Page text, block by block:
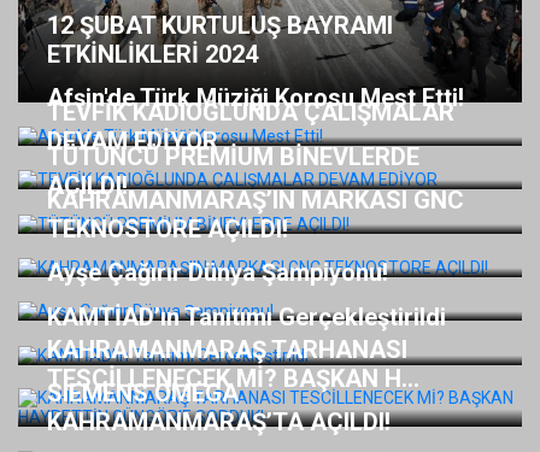
12 ŞUBAT KURTULUŞ BAYRAMI
ETKİNLİKLERİ 2024
Afşin'de Türk Müziği Korosu Mest Etti!
TEVFİK KADIOĞLUNDA ÇALIŞMALAR
DEVAM EDİYOR
TÜTÜNCÜ PREMİUM BİNEVLERDE
AÇILDI!
KAHRAMANMARAŞ’IN MARKASI GNC
TEKNOSTORE AÇILDI!
Ayşe Çağırır Dünya Şampiyonu!
KAMTİAD’ın Tanıtımı Gerçekleştirildi
KAHRAMANMARAŞ TARHANASI
TESCİLLENECEK Mİ? BAŞKAN H...
SIEMENS OMEGA
KAHRAMANMARAŞ’TA AÇILDI!